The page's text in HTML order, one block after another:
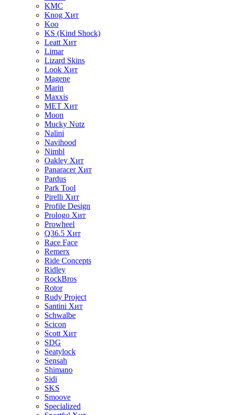
KMC
Knog Хит
Koo
KS (Kind Shock)
Leatt Хит
Limar
Lizard Skins
Look Хит
Magene
Marin
Maxxis
MET Хит
Moon
Mucky Nutz
Nalini
Navihood
Nimbl
Oakley Хит
Panaracer Хит
Pardus
Park Tool
Pirelli Хит
Profile Design
Prologo Хит
Prowheel
Q36.5 Хит
Race Face
Remerx
Ride Concepts
Ridley
RockBros
Rotor
Rudy Project
Santini Хит
Schwalbe
Scicon
Scott Хит
SDG
Seatylock
Sensah
Shimano
Sidi
SKS
Smoove
Specialized